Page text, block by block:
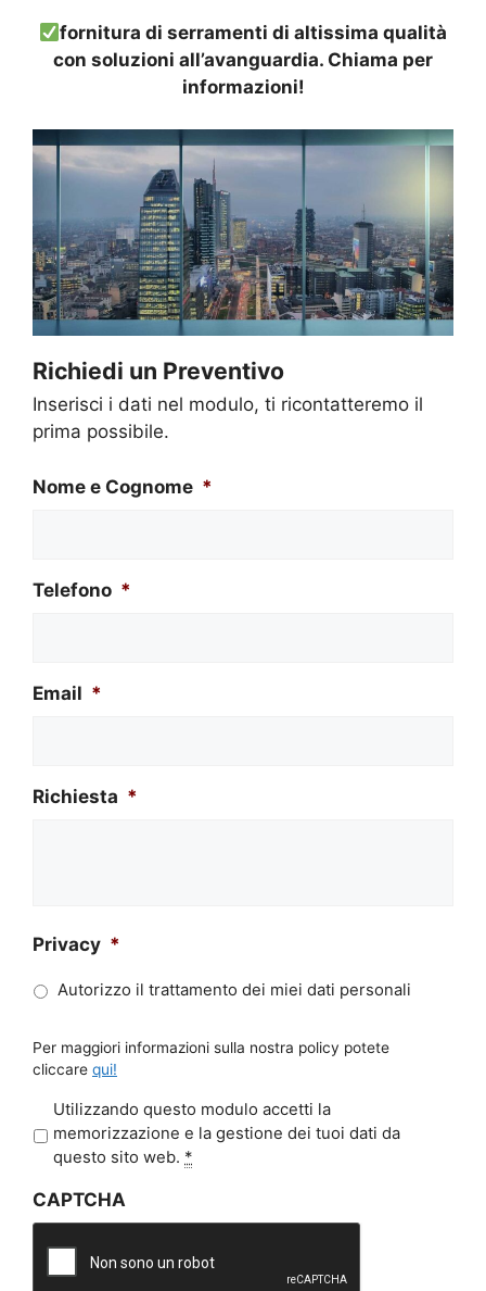
fornitura di serramenti di altissima qualità
con soluzioni all’avanguardia. Chiama per
informazioni!
Richiedi un Preventivo
Inserisci i dati nel modulo, ti ricontatteremo il
prima possibile.
Nome e Cognome *
Telefono *
Email *
Richiesta *
Privacy *
Autorizzo il trattamento dei miei dati personali
Per maggiori informazioni sulla nostra policy potete
cliccare qui!
r
a
c
*
Utilizzando questo modulo accetti la
memorizzazione e la gestione dei tuoi dati da
questo sito web. *
CAPTCHA